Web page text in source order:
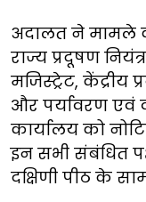
अदालत ने मामले
राज्य प्रदूषण
मजिस्ट्रेट, केंद्रीय
और पर्यावरण एवं
कार्यालय को
इन सभी संबंधित
दक्षिणी पीठ के